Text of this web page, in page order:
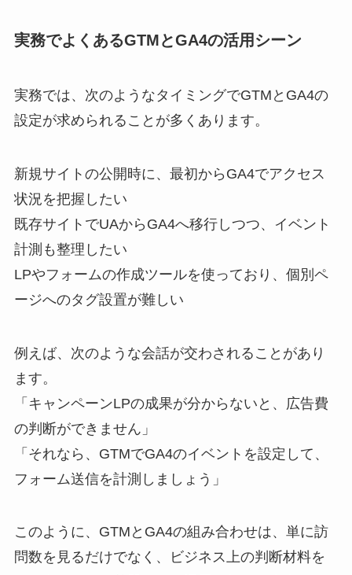
実務でよくあるGTMとGA4の活用シーン
実務では、次のようなタイミングでGTMとGA4の
設定が求められることが多くあります。
新規サイトの公開時に、最初からGA4でアクセス
状況を把握したい
既存サイトでUAからGA4へ移行しつつ、イベント
計測も整理したい
LPやフォームの作成ツールを使っており、個別ペ
ージへのタグ設置が難しい
例えば、次のような会話が交わされることがあり
ます。
「キャンペーンLPの成果が分からないと、広告費
の判断ができません」
「それなら、GTMでGA4のイベントを設定して、
フォーム送信を計測しましょう」
このように、GTMとGA4の組み合わせは、単に訪
問数を見るだけでなく、ビジネス上の判断材料を